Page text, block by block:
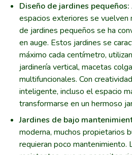
Diseño de jardines pequeños:
espacios exteriores se vuelven
de jardines pequeños se ha
en auge. Estos jardines se
máximo cada centímetro,
jardinería vertical, macetas
multifuncionales. Con
inteligente, incluso el espacio
transformarse en un hermoso
Jardines de bajo
moderna, muchos propietarios
requieran poco mantenimiento.